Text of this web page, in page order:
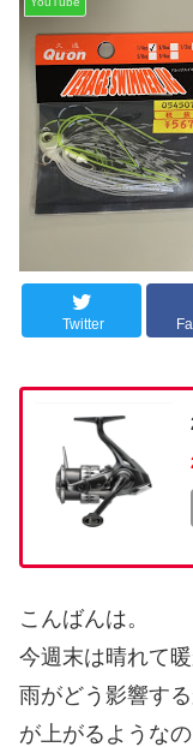
Twitter
こんばんは。
今週末は晴れて
雨がどう影響す
が上がるような